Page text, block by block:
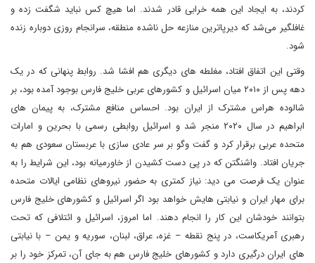
کردند، به ایجاد این همه خرابی قادر شدند. اما هیچ کس نباید شگفت زده و
غافلگیر می‌شد که دیرپاترین منازعه حل ناشده منطقه، سرانجام روزی دوباره زنده
شود.
وقتی این اتفاق افتاد، مغلطه های دیگری هم افشا شد. روابط پنهانی که در یک
دهه پس از ۲۰۱۰ میان اسرائیل و کشورهای عربی خلیج فارس بوجود آمده بود، بر
شالوده هراس مشترک از ایران بود. احساس منافع مشترک، به پیمان های
ابراهیم در سال ۲۰۲۰ منجر شد و اسرائیل روابطی رسمی با بحرین و امارات
متحده عربی برقرار کرد و گفت وگو بر سر عادی سازی با عربستان سعودی هم به
جریان افتاد. واشنگتن که در پی دست کشیدن از خاورمیانه بود، این شرایط را به
عنوان یک فرصت می دید: نیاز کمتری به حضور نیروهای نظامی ایالات متحده
برای مهار ایران و نیابتی هایش خواهد بود اگر اسرائیل و کشورهای خلیج فارس
بتوانند خودشان این کار را انجام دهند. اما امروز، اسرائیل و ائتلافی که تحت
رهبری آمریکاست، در پنج نقطه – غزه، عراق، لبنان، سوریه و یمن – با نیابتی
های ایران درگیری دارد و کشورهای خلیج فارس هم به جای آن، تمرکز خود را بر